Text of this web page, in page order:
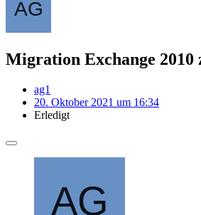
Migration Exchange 2010
ag1
20. Oktober 2021 um 16:34
Erledigt